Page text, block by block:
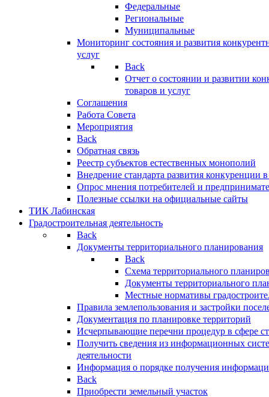
Федеральные
Региональные
Муниципальные
Мониторинг состояния и развития
услуг
Back
Отчет о состоянии и развитии
товаров и услуг
Соглашения
Работа Совета
Мероприятия
Back
Обратная связь
Реестр субъектов естественных монополий
Внедрение стандарта развития конкуренции
Опрос мнения потребителей и
Полезные ссылки на официальные сайты
ТИК Лабинская
Градостроительная деятельность
Back
Документы территориального планирования
Back
Схема территориального
Документы территориального
Местные нормативы
Правила землепользования и застройки
Документация по планировке территорий
Исчерпывающие перечни процедур в сфере
Получить сведения из информационных
деятельности
Информация о порядке получения
Back
Приобрести земельный участок